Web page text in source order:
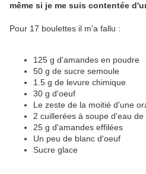
même si je me suis contentée
Pour 17 boulettes il m'a fallu :
125 g d'amandes en poudre
50 g de sucre semoule
1.5 g de levure chimique
30 g d'oeuf
Le zeste de la moitié d'une
2 cuillerées à soupe d'eau
25 g d'amandes effilées
Un peu de blanc d'oeuf
Sucre glace